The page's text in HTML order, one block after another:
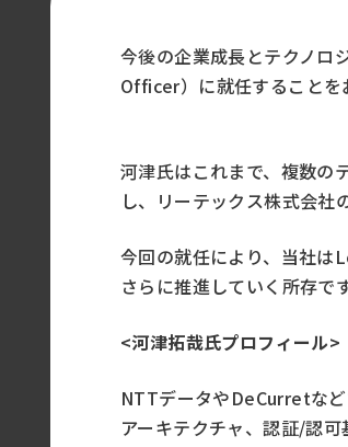
今後の企業成長とテクノロ
Officer）に就任することを
河津氏はこれまで、複数の
し、リーテックス株式会社
今回の就任により、当社は
さらに推進していく所存です
<河津拓哉氏プロフィール>
NTTデータやDeCurretなど
アーキテクチャ、認証/認可